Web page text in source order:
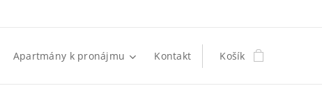
Apartmány k pronájmu Kontakt Košík